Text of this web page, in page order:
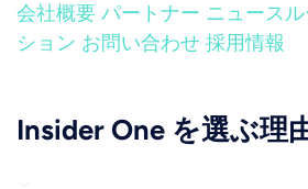
会社概要 パートナー ニュース
ション お問い合わせ 採用情報
Insider One を選ぶ理